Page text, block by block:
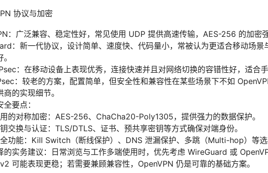
协议与加密
：广泛兼容、稳定性好，常见使用 UDP 提供高速传输，AES-256 的加密
：新一代协议，设计简单、速度快、代码量小，常被认为更适合移动场
：在移动设备上表现优秀，连接快速并且对网络切换的容错性好，适合
：较老的方案，配置简单，但安全性和兼容性在某些场景下不如
商的实现细节。
要点：
的对称加密：AES-256、ChaCha20-Poly1305，提供强力的数据保护。
交换与认证：TLS/DTLS、证书、预共享密钥等方式确保对端身份。
功能：Kill Switch（断线保护）、DNS 泄漏保护、多跳（Multi-hop）等
的实务建议：日常浏览与工作多端使用时，优先考虑 WireGuard 或
可能表现更稳；若需要兼顾兼容性，OpenVPN 仍是可靠的基础方案。